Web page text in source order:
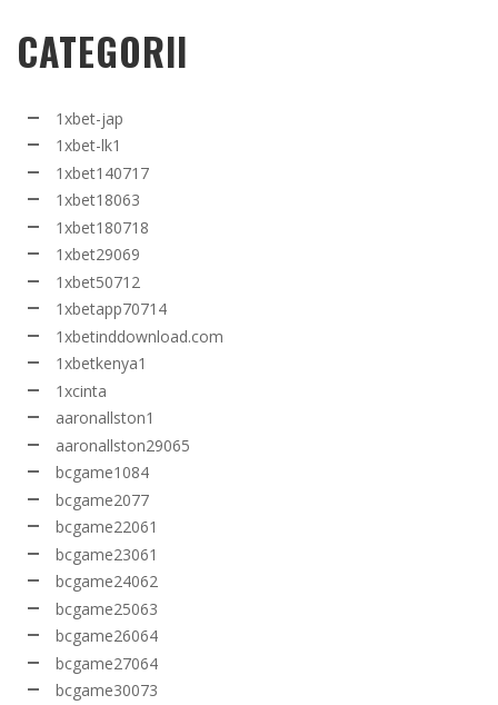
CATEGORII
1xbet-jap
1xbet-lk1
1xbet140717
1xbet18063
1xbet180718
1xbet29069
1xbet50712
1xbetapp70714
1xbetinddownload.com
1xbetkenya1
1xcinta
aaronallston1
aaronallston29065
bcgame1084
bcgame2077
bcgame22061
bcgame23061
bcgame24062
bcgame25063
bcgame26064
bcgame27064
bcgame30073